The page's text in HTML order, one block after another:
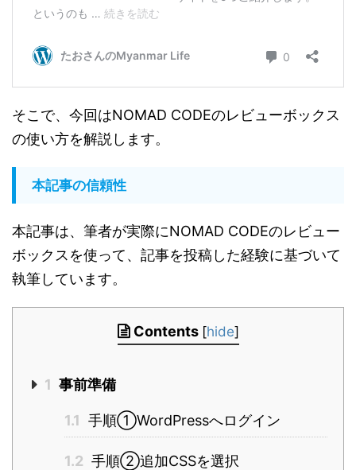
そこで、今回はNOMAD CODEのレビューボックス
の使い方を解説します。
本記事の信頼性
本記事は、筆者が実際にNOMAD CODEのレビュー
ボックスを使って、記事を投稿した経験に基づいて
執筆しています。
Contents [hide]
1 事前準備
1.1 手順①WordPressへログイン
1.2 手順②追加CSSを選択